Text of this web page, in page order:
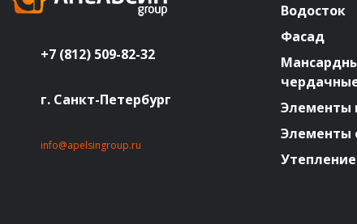
+7 (812) 509-82-32
г. Санкт-Петербург
info@apelsingroup.ru
Водосток
Фасад
Элементы
Элементы